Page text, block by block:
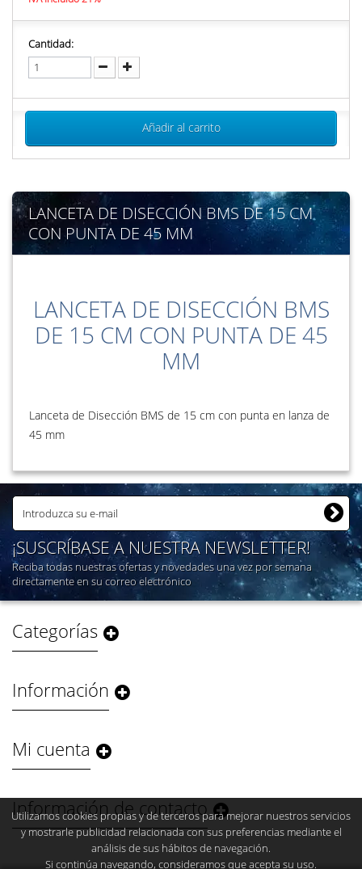
Cantidad:
Añadir al carrito
LANCETA DE DISECCIÓN BMS DE 15 CM
CON PUNTA DE 45 MM
LANCETA DE DISECCIÓN BMS
DE 15 CM CON PUNTA DE 45
MM
Lanceta de Disección BMS de 15 cm con punta en lanza de
45 mm
¡SUSCRÍBASE A NUESTRA NEWSLETTER!
Reciba todas nuestras ofertas y novedades una vez por semana
directamente en su correo electrónico
Categorías
Información
Mi cuenta
Información de contacto
Utilizamos cookies propias y de terceros para mejorar nuestros servicios
y mostrarle publicidad relacionada con sus preferencias mediante el
análisis de sus hábitos de navegación.
Si continúa navegando, consideramos que acepta su uso.